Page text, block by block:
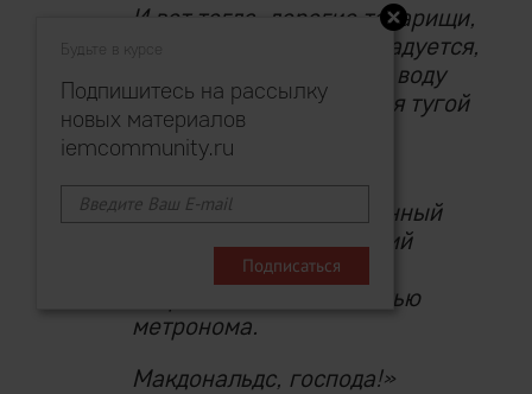
Будьте в курсе
Подпишитесь на рассылку
новых материалов
iemcommunity.ru
И вот тогда, дорогие товарищи,
сей клиент весьма возрадуется,
а отпущенный ранее на воду
хлеб стократно вернется тугой
ебитдой.
Лучшая «программа
лояльности»
— отлаженный
бизнес, обрабатывающий
миллионные массы
потребителей с точностью
метронома.
Макдональдс, господа!»